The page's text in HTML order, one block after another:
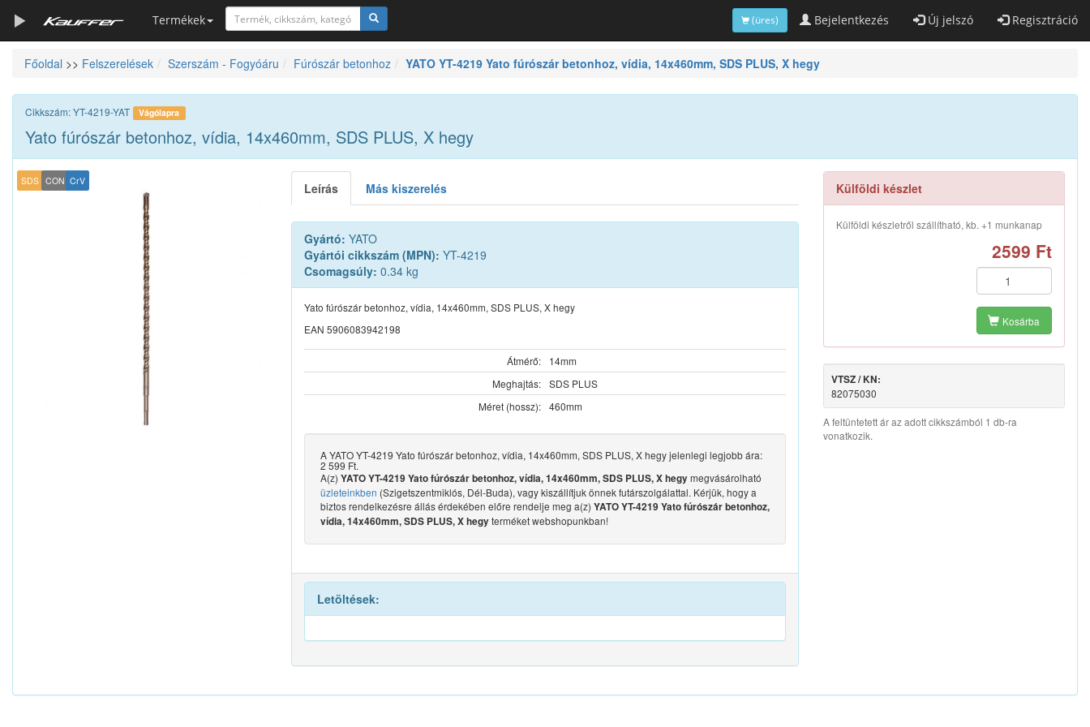
Termékek Bejelentkezés Új jelszó Regisztráció
(üres)
Szerszámkatalógus
Kosár
Alkatrészek
Főoldal >> Felszerelések Szerszám - Fogyóáru Fúrószár betonhoz YATO YT-4219 Yato fúrószár betonhoz, vídia, 14x460mm, SDS PLUS, X hegy
Cikkszám: YT-4219-YAT Vágólapra
Yato fúrószár betonhoz, vídia, 14x460mm, SDS PLUS, X hegy
SDS CON CrV Leírás Más kiszerelés
Gyártó: YATO
Gyártói cikkszám (MPN): YT-4219
Csomagsúly: 0.34 kg
Yato fúrószár betonhoz, vídia, 14x460mm, SDS PLUS, X hegy
EAN 5906083942198
Átmérő:
14mm
Meghajtás: SDS PLUS
Méret (hossz): 460mm
A YATO YT-4219 Yato fúrószár betonhoz, vídia, 14x460mm, SDS PLUS, X hegy jelenlegi legjobb ára:
2 599 Ft.
A(z) YATO YT-4219 Yato fúrószár betonhoz, vídia, 14x460mm, SDS PLUS, X hegymegvásárolható
üzleteinkben (Szigetszentmiklós, Dél-Buda), vagy kiszállítjuk önnek futárszolgálattal. Kérjük, hogy a
biztos rendelkezésre állás érdekében előre rendelje meg a(z) YATO YT-4219 Yato fúrószár betonhoz,
vídia, 14x460mm, SDS PLUS, X hegyterméket webshopunkban!
Letöltések:
Külföldi készlet
Külföldi készletről szállítható, kb. +1 munkanap
2599 Ft
Kosárba
VTSZ / KN:
82075030
A feltüntetett ár az adott cikkszámból 1 db-ra
vonatkozik.